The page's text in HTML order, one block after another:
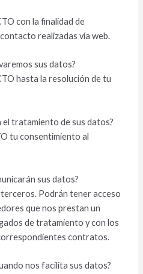
con la finalidad de
realizadas vía web.
sus datos?
hasta la resolución de tu
el tratamiento de sus datos?
tu consentimiento al
sus datos?
Podrán tener acceso
que nos prestan un
de tratamiento y con los
contratos.
nos facilita sus datos?